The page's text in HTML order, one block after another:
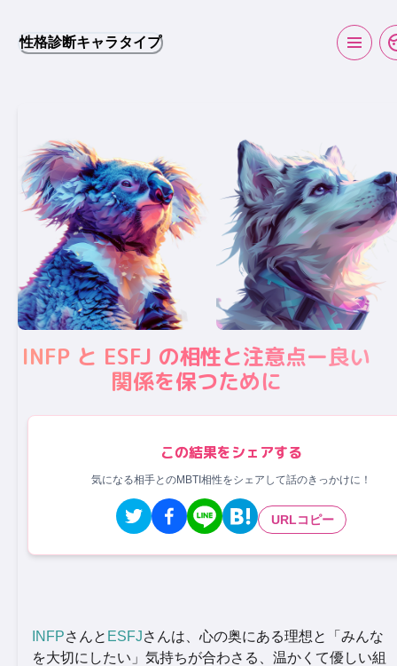
性格診断キャラタイプ
INFP と ESFJ の相性と注意点ー良い
関係を保つために
この結果をシェアする
気になる相手とのMBTI相性をシェアして話のきっかけに！
URLコピー
INFPさんと ESFJさんは、心の奥にある理想と「みんな
を大切にしたい」気持ちが合わさる、温かくて優しい組